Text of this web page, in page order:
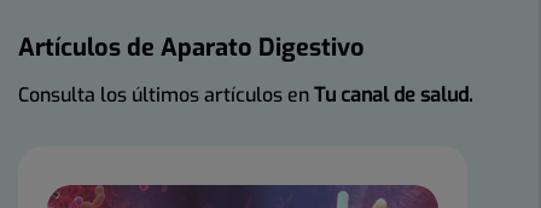
Artículos de Aparato Digestivo
Consulta los últimos artículos enTu canal de salud.